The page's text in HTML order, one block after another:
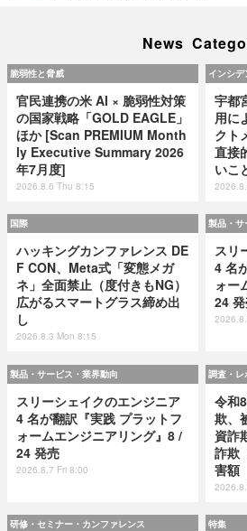
News
脆弱性と脅威
官民連携の米 AI × 脆弱性対策
の国家戦略「GOLD EAGLE」
ほか [Scan PREMIUM Month
ly Executive Summary 2026
年7月度]
2026.8.6 Thu 8:15
インシデ
宇都
用に
クト
直接
いこ
国際
ハッキングカンファレンス DE
F CON、Meta式「変態メガ
ネ」全面禁止（度付きもNG）
広がるスマートグラス締め出
し
2026.8.3 Mon 8:15
製品・サ
スリ
4 名
ォー
24
製品・サービス・業界動向
スリーシェイクのエンジニア
4 名が翻訳『実践 プラットフ
ォームエンジニアリング』8 /
24 発売
2026.8.7 Fri 8:00
調査・レ
令和
欺、
資詐
詐欺
害額
研修・セミナー・カンファレンス 特集